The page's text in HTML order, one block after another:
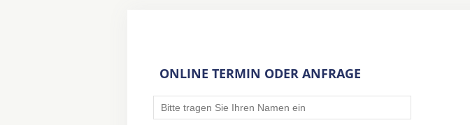
ONLINE TERMIN ODER ANFRAGE